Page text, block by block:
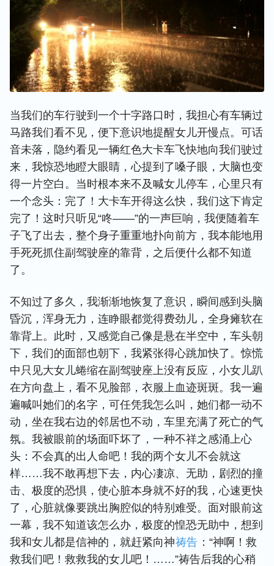
当我们的车行驶到一个十字路口时，我担心有车辆过
马路我们看不见，便下意识地提醒女儿开慢点。可话
音未落，隐约看见一辆红色大卡车飞快地向我们驶过
来，我惊恐地瞪大眼睛，心提到了嗓子眼，大脑也变
得一片空白。当时根本来不及喊女儿停车，心里只有
一个念头：完了！大卡车开得这么快，我们这下肯定
完了！这时只听见“咚——”的一声巨响，我便随着车
子飞了出去，整个身子重重地扑向前方，我本能地用
手死死抓住副驾驶座的靠背，之后便什么都不知道
了。
不知过了多久，我渐渐地恢复了意识，瞬间感到头脑
昏沉，浑身无力，连睁眼都觉得费劲儿，全身瘫软在
靠背上。此时，又感觉自己像是悬在半空中，车头朝
下，我们的面部也朝下，我紧张得心跳加快了。惊慌
中只见大女儿蜷缩在副驾驶座上没有反应，小女儿趴
在方向盘上，看不见脸部，衣服上血迹斑斑。我一遍
遍喊叫她们的名字，可任凭我怎么叫，她们都一动不
动，坐在我右边的邻居也不动，车里充满了死亡的气
氛。我被眼前的场面吓坏了，一种不祥之感涌上心
头：不会真的出人命吧！我的两个女儿不会就这
样……我不敢再想下去，内心凄凉、无助，剧烈的撞
击、极度的恐惧，使心脏本身就不好的我，心速更快
了，心脏就像要跳出胸腔似的特别难受。面对眼前这
一幕，我不知道该怎么办，极度的惶恐无助中，想到
我和女儿都是信神的，就赶紧向神祷告 ：“神啊！救
救我们吧！救救我的女儿吧！……”祷告后我的心稍